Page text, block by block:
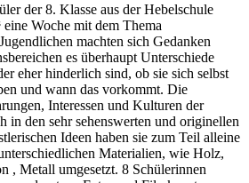
der 8. Klasse aus der Hebelschule
eine Woche mit dem Thema
machten sich Gedanken
es überhaupt Unterschiede
eher hinderlich sind, ob sie sich selbst
und wann das vorkommt. Die
Interessen und Kulturen der
in den sehr sehenswerten und originellen
Ideen haben sie zum Teil alleine
Materialien, wie Holz,
, Metall umgesetzt. 8 Schülerinnen